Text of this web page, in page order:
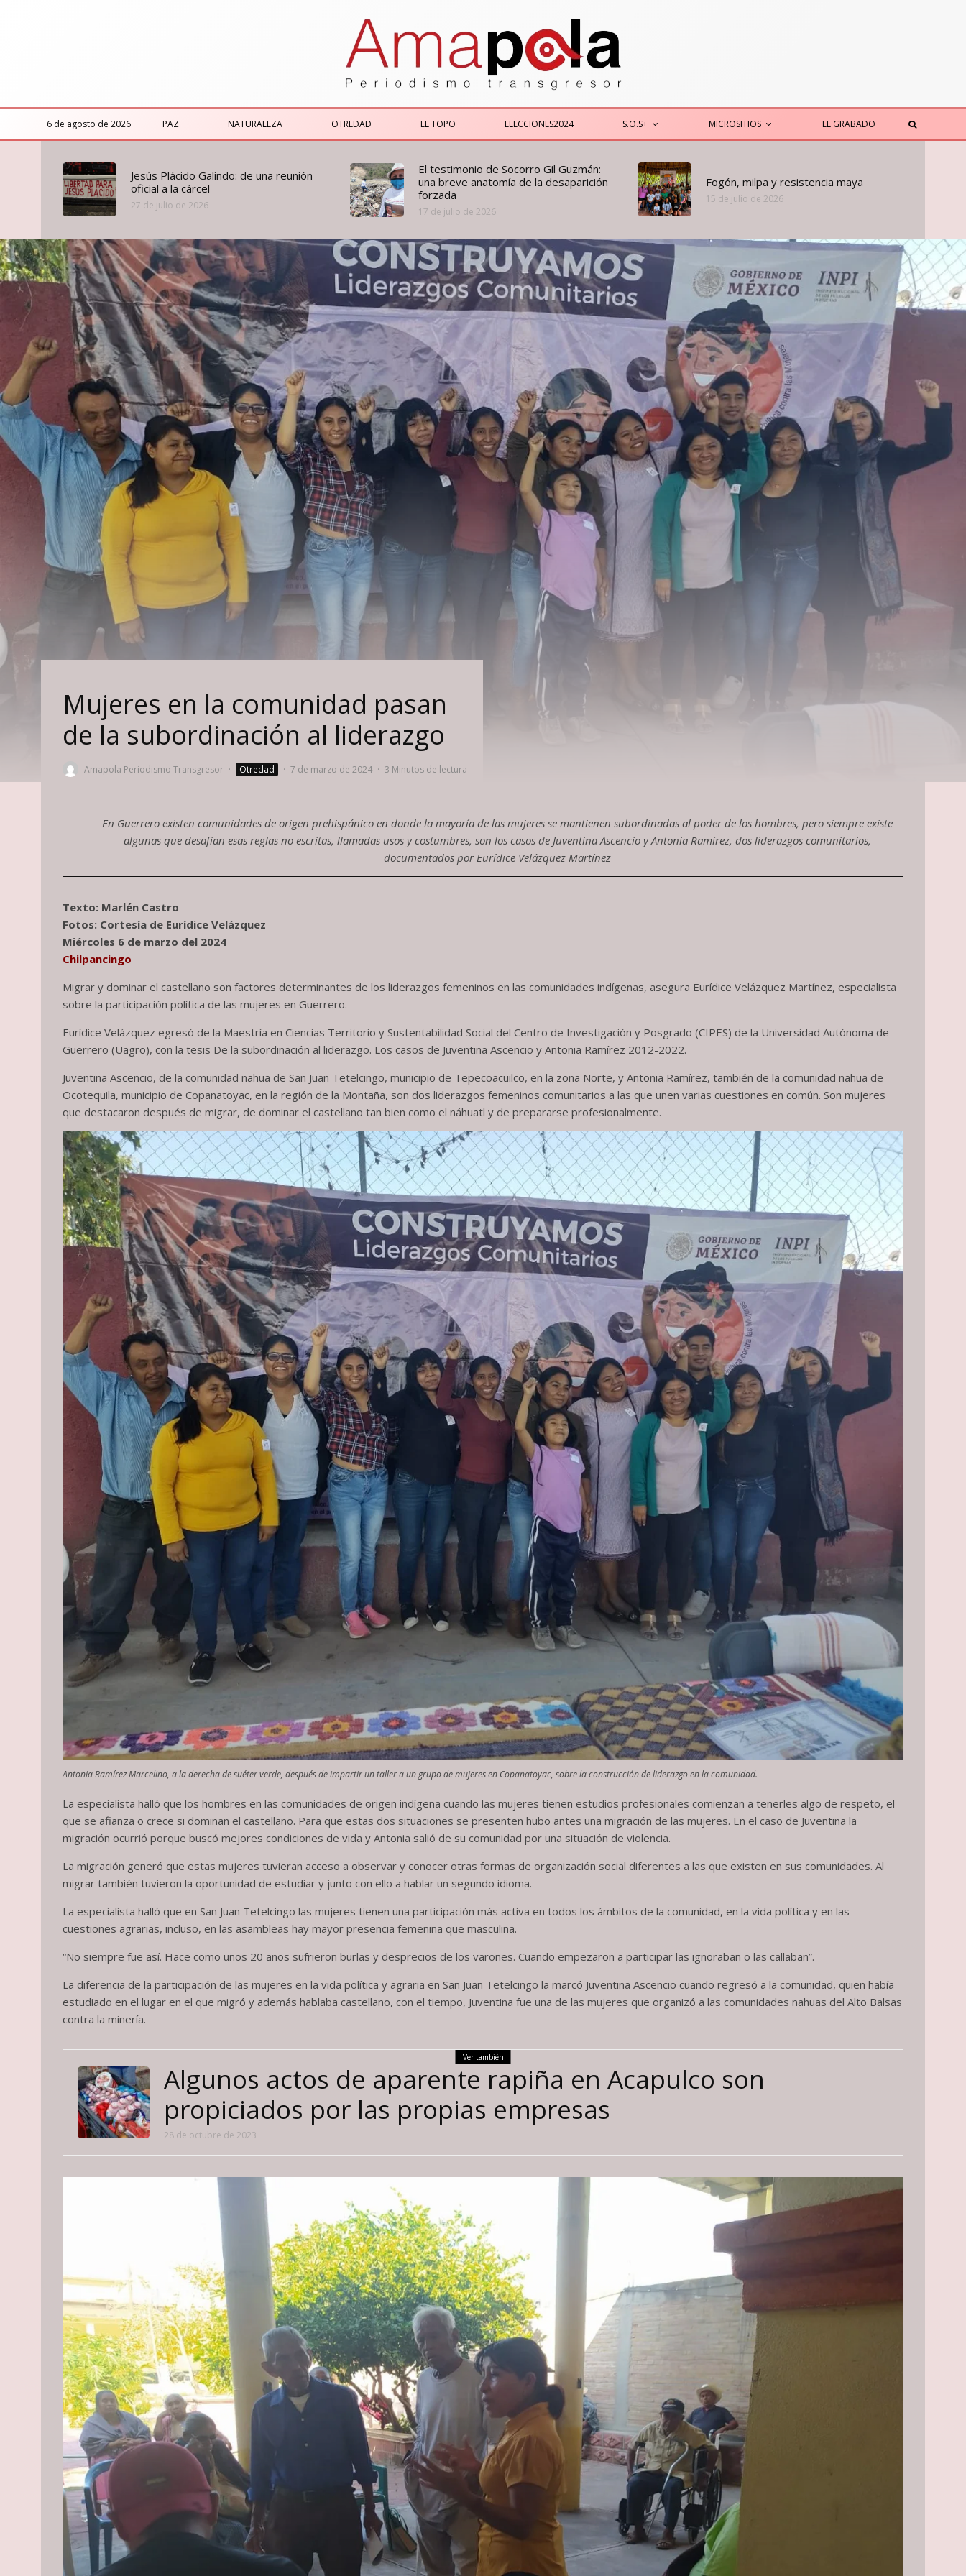
6 de agosto de 2026 PAZ NATURALEZA OTREDAD EL TOPO ELECCIONES2024 S.O.S+ MICROSITIOS EL GRABADO
Jesús Plácido Galindo: de una reunión
oficial a la cárcel
27 de julio de 2026
El testimonio de Socorro Gil Guzmán:
una breve anatomía de la desaparición
forzada
17 de julio de 2026
Fogón, milpa y resistencia maya
15 de julio de 2026
Mujeres en la comunidad pasan
de la subordinación al liderazgo
Amapola Periodismo Transgresor · Otredad · 7 de marzo de 2024 · 3 Minutos de lectura
En Guerrero existen comunidades de origen prehispánico en donde la mayoría de las mujeres se mantienen subordinadas al poder de los hombres, pero siempre existe
algunas que desafían esas reglas no escritas, llamadas usos y costumbres, son los casos de Juventina Ascencio y Antonia Ramírez, dos liderazgos comunitarios,
documentados por Eurídice Velázquez Martínez
Texto: Marlén Castro
Fotos: Cortesía de Eurídice Velázquez
Miércoles 6 de marzo del 2024
Chilpancingo
Migrar y dominar el castellano son factores determinantes de los liderazgos femeninos en las comunidades indígenas, asegura Eurídice Velázquez Martínez, especialista
sobre la participación política de las mujeres en Guerrero.
Eurídice Velázquez egresó de la Maestría en Ciencias Territorio y Sustentabilidad Social del Centro de Investigación y Posgrado (CIPES) de la Universidad Autónoma de
Guerrero (Uagro), con la tesis De la subordinación al liderazgo. Los casos de Juventina Ascencio y Antonia Ramírez 2012-2022.
Juventina Ascencio, de la comunidad nahua de San Juan Tetelcingo, municipio de Tepecoacuilco, en la zona Norte, y Antonia Ramírez, también de la comunidad nahua de
Ocotequila, municipio de Copanatoyac, en la región de la Montaña, son dos liderazgos femeninos comunitarios a las que unen varias cuestiones en común. Son mujeres
que destacaron después de migrar, de dominar el castellano tan bien como el náhuatl y de prepararse profesionalmente.
Antonia Ramírez Marcelino, a la derecha de suéter verde, después de impartir un taller a un grupo de mujeres en Copanatoyac, sobre la construcción de liderazgo en la comunidad.
La especialista halló que los hombres en las comunidades de origen indígena cuando las mujeres tienen estudios profesionales comienzan a tenerles algo de respeto, el
que se afianza o crece si dominan el castellano. Para que estas dos situaciones se presenten hubo antes una migración de las mujeres. En el caso de Juventina la
migración ocurrió porque buscó mejores condiciones de vida y Antonia salió de su comunidad por una situación de violencia.
La migración generó que estas mujeres tuvieran acceso a observar y conocer otras formas de organización social diferentes a las que existen en sus comunidades. Al
migrar también tuvieron la oportunidad de estudiar y junto con ello a hablar un segundo idioma.
La especialista halló que en San Juan Tetelcingo las mujeres tienen una participación más activa en todos los ámbitos de la comunidad, en la vida política y en las
cuestiones agrarias, incluso, en las asambleas hay mayor presencia femenina que masculina.
“No siempre fue así. Hace como unos 20 años sufrieron burlas y desprecios de los varones. Cuando empezaron a participar las ignoraban o las callaban”.
La diferencia de la participación de las mujeres en la vida política y agraria en San Juan Tetelcingo la marcó Juventina Ascencio cuando regresó a la comunidad, quien había
estudiado en el lugar en el que migró y además hablaba castellano, con el tiempo, Juventina fue una de las mujeres que organizó a las comunidades nahuas del Alto Balsas
contra la minería.
Ver también
Algunos actos de aparente rapiña en Acapulco son
propiciados por las propias empresas
28 de octubre de 2023